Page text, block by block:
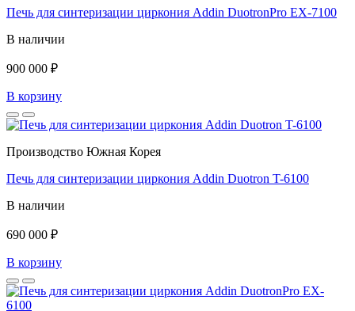
Печь для синтеризации циркония Addin DuotronPro EX-7100
В наличии
900 000 ₽
В корзину
Производство Южная Корея
Печь для синтеризации циркония Addin Duotron T-6100
В наличии
690 000 ₽
В корзину